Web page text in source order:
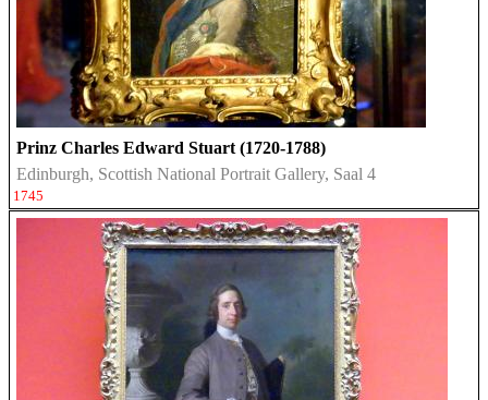
Prinz Charles Edward Stuart (1720-1788)
Edinburgh, Scottish National Portrait Gallery, Saal 4
1745